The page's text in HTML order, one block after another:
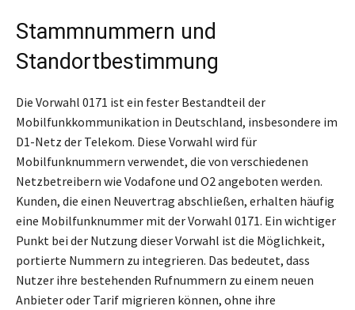
Stammnummern und
Standortbestimmung
Die Vorwahl 0171 ist ein fester Bestandteil der
Mobilfunkkommunikation in Deutschland, insbesondere im
D1-Netz der Telekom. Diese Vorwahl wird für
Mobilfunknummern verwendet, die von verschiedenen
Netzbetreibern wie Vodafone und O2 angeboten werden.
Kunden, die einen Neuvertrag abschließen, erhalten häufig
eine Mobilfunknummer mit der Vorwahl 0171. Ein wichtiger
Punkt bei der Nutzung dieser Vorwahl ist die Möglichkeit,
portierte Nummern zu integrieren. Das bedeutet, dass
Nutzer ihre bestehenden Rufnummern zu einem neuen
Anbieter oder Tarif migrieren können, ohne ihre